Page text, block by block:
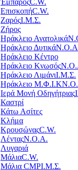
ΈμπαροςC.W.
ΕπισκοπήC.W.
ΖαρόςΙ.Μ.Σ.
Ζήρος
Ηράκλειο Ανατολικά
Ηράκλειο Δυτικά
Ηράκλειο Κέντρο
Ηράκλειο Κνωσός
Ηράκλειο ΛιμάνιΙ.Μ.Σ.
Ηράκλειο Μ.Φ.Ι.Κ
Ιερά Μονή Οδηγήτριας
Καστρί
Κάτω Ασίτες
Κλήμα
ΚρουσώναςC.W.
ΛένταςΝ.Ο.Α.
Λυγαριά
ΜάλιαC.W.
Μάλια CMPΙ.Μ.Σ.